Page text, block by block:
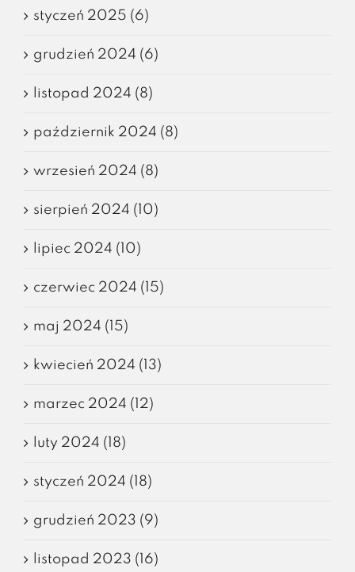
styczeń 2025 (6)
grudzień 2024 (6)
listopad 2024 (8)
październik 2024 (8)
wrzesień 2024 (8)
sierpień 2024 (10)
lipiec 2024 (10)
czerwiec 2024 (15)
maj 2024 (15)
kwiecień 2024 (13)
marzec 2024 (12)
luty 2024 (18)
styczeń 2024 (18)
grudzień 2023 (9)
listopad 2023 (16)